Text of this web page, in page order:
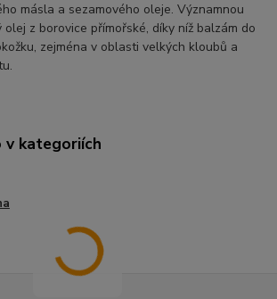
másla a sezamového oleje. Významnou
z borovice přímořské, díky níž balzám do
zejména v oblasti velkých kloubů a
v kategoriích